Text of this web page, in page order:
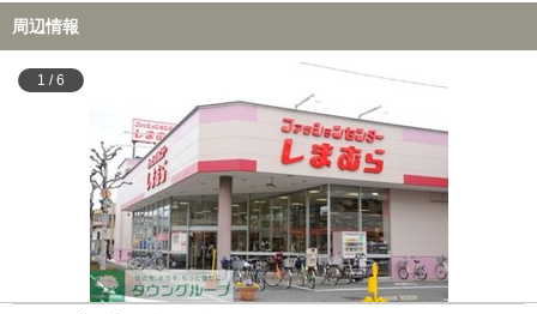
周辺情報
1 /6